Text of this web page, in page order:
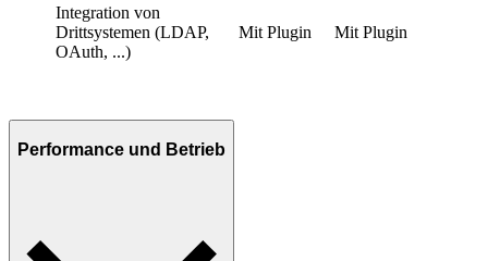
Integration von
Drittsystemen (LDAP,
OAuth, ...)
Mit Plugin Mit Plugin
Performance und Betrieb